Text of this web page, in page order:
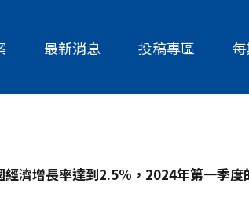
最新消息 投稿專區
經濟增長率達到2.5% ，2024年第一季度